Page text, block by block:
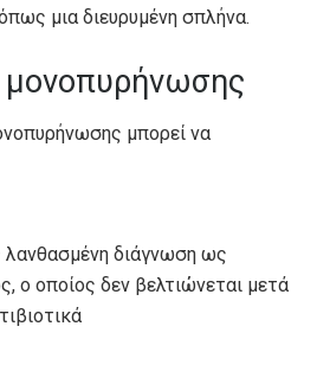
μια διευρυμένη σπλήνα.
μπορεί να
λανθασμένη διάγνωση ως
ο οποίος δεν βελτιώνεται μετά